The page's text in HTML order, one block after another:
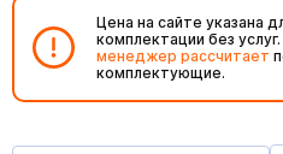
Цена на сайте указана
комплектации без
менеджер рассчитает
комплектующие.